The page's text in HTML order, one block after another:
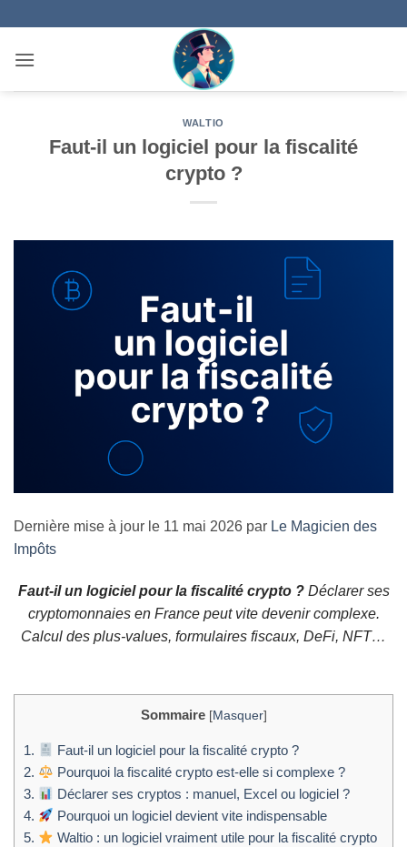
contenu
WALTIO
Faut-il un logiciel pour la fiscalité
crypto ?
Dernière mise à jour le 11 mai 2026 par Le Magicien des
Impôts
Faut-il un logiciel pour la fiscalité crypto ? Déclarer ses
cryptomonnaies en France peut vite devenir complexe.
Calcul des plus-values, formulaires fiscaux, DeFi, NFT…
Sommaire [Masquer]
1.
Faut-il un logiciel pour la fiscalité crypto ?
2.
Pourquoi la fiscalité crypto est-elle si complexe ?
3.
Déclarer ses cryptos : manuel, Excel ou logiciel ?
4.
Pourquoi un logiciel devient vite indispensable
5.
Waltio : un logiciel vraiment utile pour la fiscalité crypto